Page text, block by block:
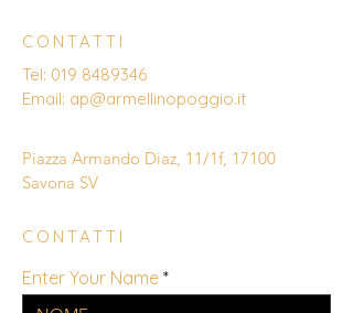
CONTATTI
Tel: 019 8489346
Email: ap@armellinopoggio.it
Piazza Armando Diaz, 11/1f, 17100
Savona SV
CONTATTI
Enter Your Name